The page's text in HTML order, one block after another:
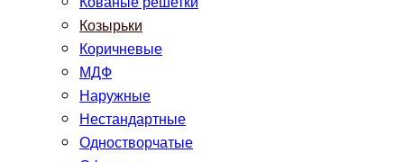
Козырьки
Коричневые
МДФ
Наружные
Нестандартные
Одностворчатые